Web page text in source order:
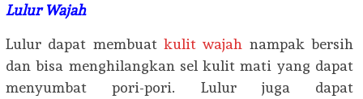
Lulur Wajah
Lulur dapat membuat kulit wajah nampak bersih
dan bisa menghilangkan sel kulit mati yang dapat
menyumbat pori-pori. Lulur juga dapat